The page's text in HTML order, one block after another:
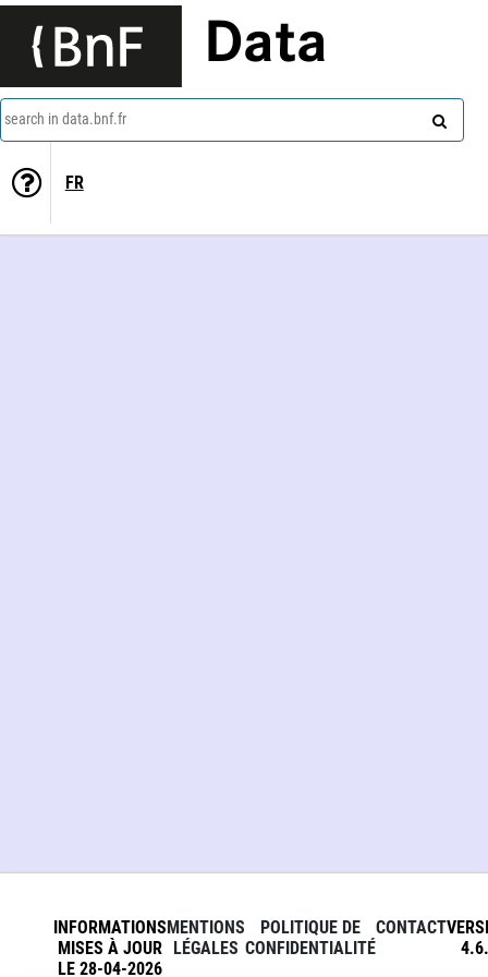
Data
search in data.bnf.fr
FR
INFORMATIONS
MISES À JOUR
LE 28-04-2026
MENTIONS
LÉGALES
POLITIQUE DE
CONFIDENTIALITÉ
CONTACT